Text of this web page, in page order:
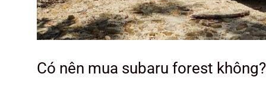
Có nên mua subaru forest